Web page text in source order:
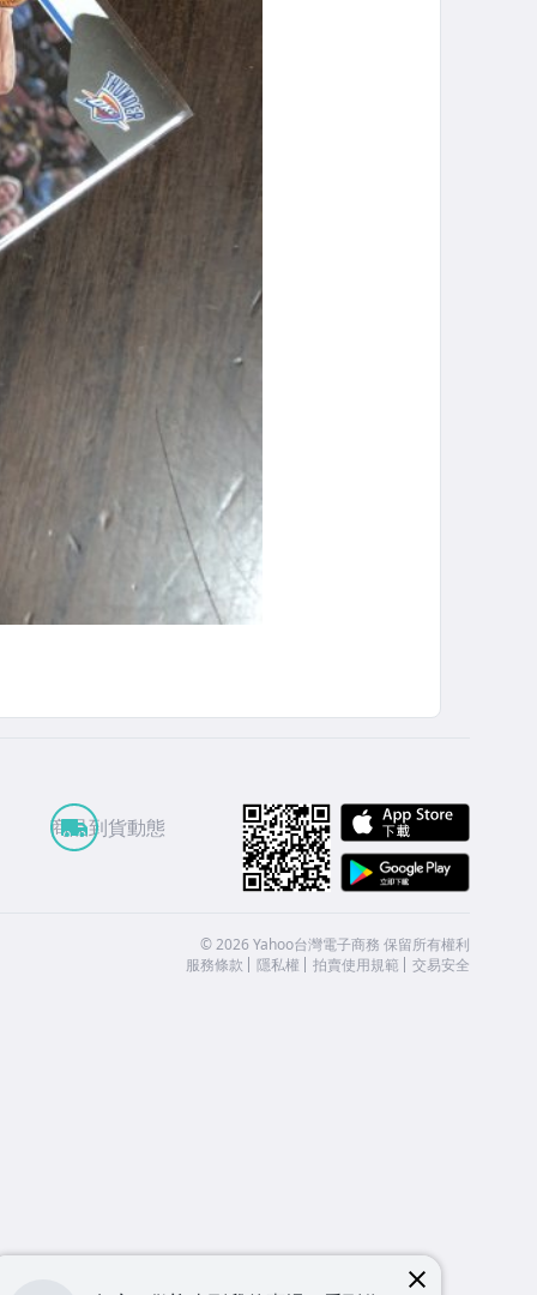
商品到貨動態
©2026 Yahoo台灣電子商務 保留所有權利
服務條款
隱私權 拍賣使用規範 交易安全